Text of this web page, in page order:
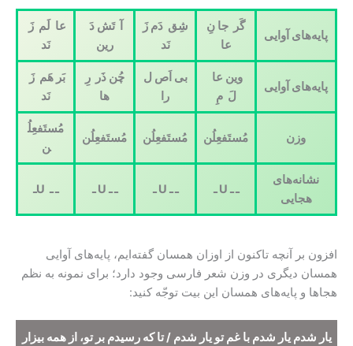
پایه‌های آوایی
گَر جا نِ
عا
شِق دَم زَ
نَد
آ تَش دَ
رین
عا لَم زَ
نَد
پایه‌های آوایی
وین عا
لَمِ
بی اَص ل
را
چُن ذَر رِ
ها
بَر هَم زَ
نَد
وزن مُستَفعِلُن مُستَفعِلُن مُستَفعِلُن
مُستَفعِلُ
ن
نشانه‌های
هجایی
ـ ـ Uـ ـ ـ Uـ ـ ـ Uـ ـ ـ Uـ
افزون بر آنچه تاکنون از اوزان همسان گفته‌ایم، پایه‌های آوایی
همسان دیگری در وزن شعر فارسی وجود دارد؛ برای نمونه به نظم
هجاها و پایه‌های همسان این بیت توجّه کنید:
یار شدم یار شدم با غم تو یار شدم / تا که رسیدم بر تو، از همه بیزار